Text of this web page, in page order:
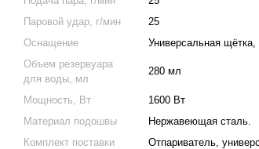
Паровой удар, г/мин
25
Оснащение
Универсальная
Объем резервуара
для воды, мл
280 мл
Мощность, Вт
1600 Вт
Материал подошвы
Нержавеющая сталь.
Комплект поставки
Отпариватель,